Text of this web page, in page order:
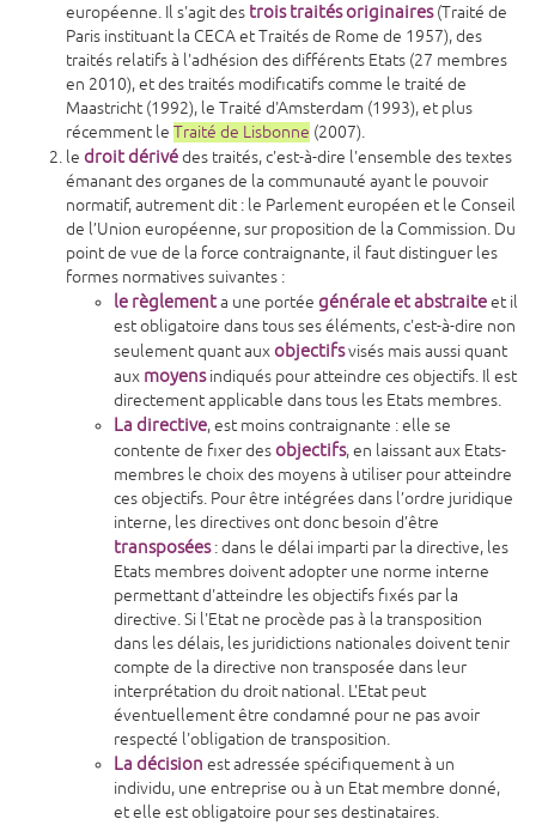
européenne. Il s'agit des trois traités originaires(Traité de
Paris instituant la CECA et Traités de Rome de 1957), des
traités relatifs à l'adhésion des différents Etats (27 membres
en 2010), et des traités modificatifs comme le traité de
Maastricht (1992), le Traité d'Amsterdam (1993), et plus
récemment le Traité de Lisbonne (2007).
le droit dérivédes traités, c'est-à-dire l'ensemble des textes
émanant des organes de la communauté ayant le pouvoir
normatif, autrement dit : le Parlement européen et le Conseil
de l’Union européenne, sur proposition de la Commission. Du
point de vue de la force contraignante, il faut distinguer les
formes normatives suivantes :
le règlementa une portée générale et abstraiteet il
est obligatoire dans tous ses éléments, c'est-à-dire non
seulement quant auxobjectifsvisés mais aussi quant
aux moyensindiqués pour atteindre ces objectifs. Il est
directement applicable dans tous les Etats membres.
La directive, est moins contraignante : elle se
contente de fixer desobjectifs, en laissant aux Etats-
membres le choix des moyens à utiliser pour atteindre
ces objectifs. Pour être intégrées dans l’ordre juridique
interne, les directives ont donc besoin d’être
transposées: dans le délai imparti par la directive, les
Etats membres doivent adopter une norme interne
permettant d'atteindre les objectifs fixés par la
directive. Si l'Etat ne procède pas à la transposition
dans les délais, les juridictions nationales doivent tenir
compte de la directive non transposée dans leur
interprétation du droit national. L'Etat peut
éventuellement être condamné pour ne pas avoir
respecté l'obligation de transposition.
La décision est adressée spécifiquement à un
individu, une entreprise ou à un Etat membre donné,
et elle est obligatoire pour ses destinataires.